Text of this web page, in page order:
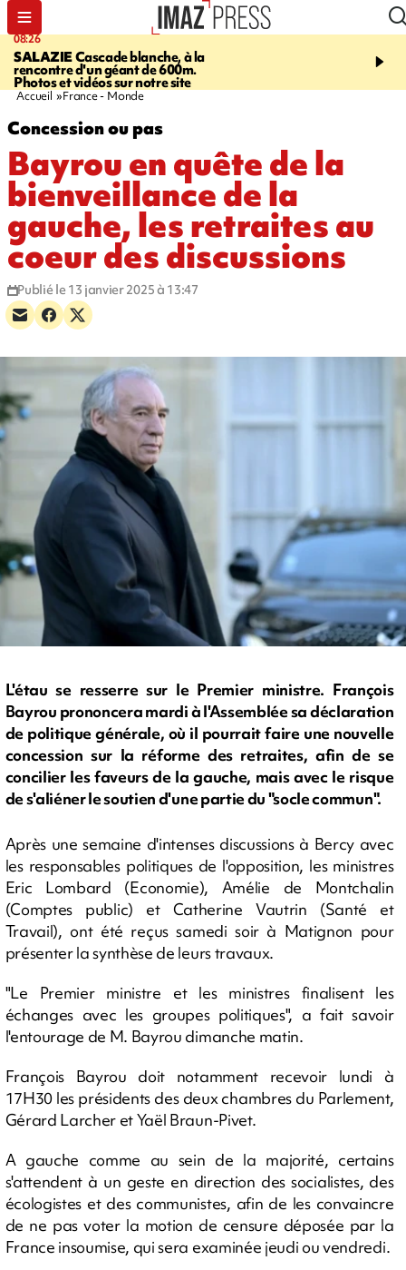
08:26
SALAZIECascade blanche, à la
rencontre d'un géant de 600m.
Photos et vidéos sur notre site
12:10
La karavane
débarque dans les
Accueil France - Monde
Concession ou pas
Bayrou en quête de la
bienveillance de la
gauche, les retraites au
coeur des discussions
Publié le 13 janvier 2025 à 13:47
L'étau se resserre sur le Premier ministre. François
Bayrou prononcera mardi à l'Assemblée sa déclaration
de politique générale, où il pourrait faire une nouvelle
concession sur la réforme des retraites, afin de se
concilier les faveurs de la gauche, mais avec le risque
de s'aliéner le soutien d'une partie du "socle commun".
Après une semaine d'intenses discussions à Bercy avec
les responsables politiques de l'opposition, les ministres
Eric Lombard (Economie), Amélie de Montchalin
(Comptes public) et Catherine Vautrin (Santé et
Travail), ont été reçus samedi soir à Matignon pour
présenter la synthèse de leurs travaux.
"Le Premier ministre et les ministres finalisent les
échanges avec les groupes politiques", a fait savoir
l'entourage de M. Bayrou dimanche matin.
François Bayrou doit notamment recevoir lundi à
17H30 les présidents des deux chambres du Parlement,
Gérard Larcher et Yaël Braun-Pivet.
A gauche comme au sein de la majorité, certains
s'attendent à un geste en direction des socialistes, des
écologistes et des communistes, afin de les convaincre
de ne pas voter la motion de censure déposée par la
France insoumise, qui sera examinée jeudi ou vendredi.